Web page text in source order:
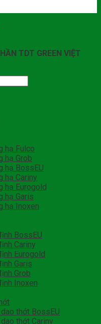
TDT GREEN VIỆT
hạ Fulco
hạ Grob
hạ BossEU
hạ Cariny
hạ Eurogold
hạ Garis
hạ Inoxen
BossEU
Cariny
Eurogold
Garis
Grob
Inoxen
thớt BossEU
thớt Cariny